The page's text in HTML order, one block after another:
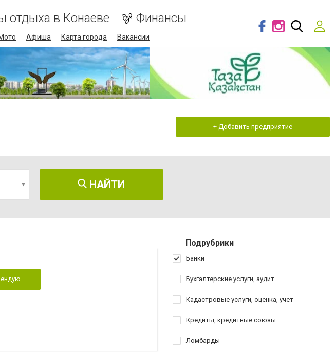
отдыха в Конаеве Финансы
Афиша Карта города Вакансии
+ Добавить предприятие
НАЙТИ
Подрубрики
Банки
Бухгалтерские услуги, аудит
Кадастровые услуги, оценка, учет
Кредиты, кредитные союзы
Ломбарды